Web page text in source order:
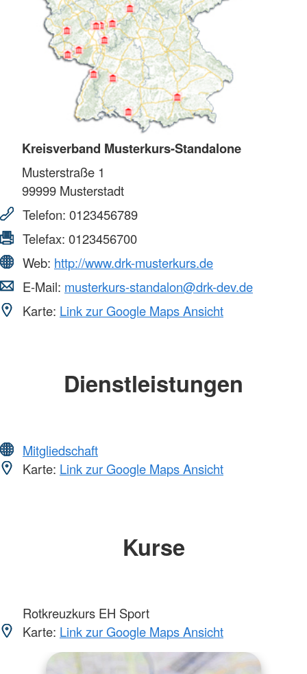
Kreisverband Musterkurs-Standalone
Musterstraße 1
99999 Musterstadt
Telefon: 0123456789
Telefax: 0123456700
Web: http://www.drk-musterkurs.de
E-Mail: musterkurs-standalon@drk-dev.de
Karte: Link zur Google Maps Ansicht
Dienstleistungen
Mitgliedschaft
Karte: Link zur Google Maps Ansicht
Kurse
Rotkreuzkurs EH Sport
Karte: Link zur Google Maps Ansicht